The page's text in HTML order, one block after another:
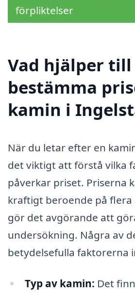
förpliktelser
Vad hjälper
bestämma
kamin i
När du letar efter en
det viktigt att förstå vilka
påverkar priset. Priserna
kraftigt beroende på flera
gör det avgörande att
undersökning. Några av
betydelsefulla faktorerna
Typ av kamin: Det